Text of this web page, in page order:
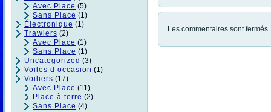
Avec Place (5)
Sans Place (1)
Électronique (1)
Trawlers (2)
Avec Place (1)
Sans Place (1)
Uncategorized (3)
Voiles d’occasion (1)
Voiliers (17)
Avec Place (11)
Place à terre (2)
Sans Place (4)
Les commentaires sont fermés.